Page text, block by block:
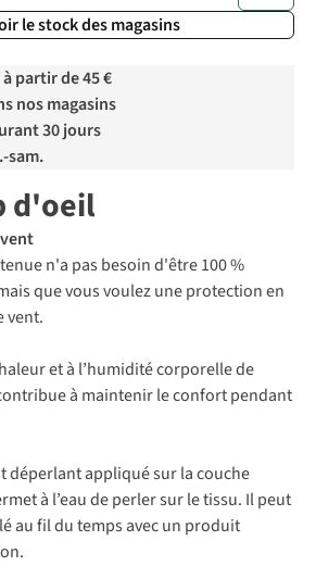
le stock des magasins
partir de 45 €
nos magasins
30 jours
sam.
d'oeil
n'a pas besoin d'être 100 %
que vous voulez une protection en
vent.
et à l’humidité corporelle de
à maintenir le confort pendant
déperlant appliqué sur la couche
à l’eau de perler sur le tissu. Il peut
au fil du temps avec un produit